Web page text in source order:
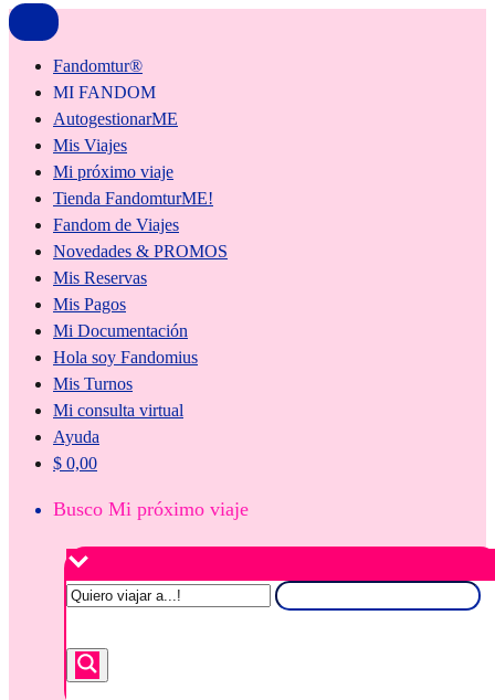
Fandomtur®
MI FANDOM
AutogestionarME
Mis Viajes
Mi próximo viaje
Tienda FandomturME!
Fandom de Viajes
Novedades & PROMOS
Mis Reservas
Mis Pagos
Mi Documentación
Hola soy Fandomius
Mis Turnos
Mi consulta virtual
Ayuda
$ 0,00
Busco Mi próximo viaje